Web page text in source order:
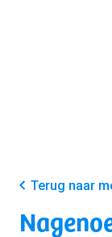
Terug naar